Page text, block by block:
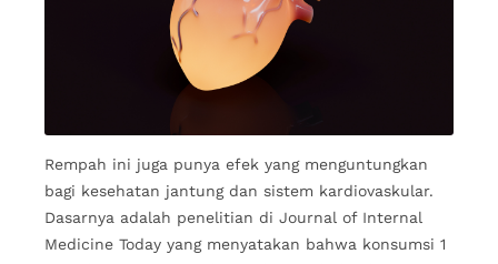
Rempah ini juga punya efek yang menguntungkan
bagi kesehatan jantung dan sistem kardiovaskular.
Dasarnya adalah penelitian di Journal of Internal
Medicine Today yang menyatakan bahwa konsumsi 1